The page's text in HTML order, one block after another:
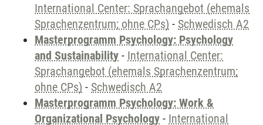
International Center: Sprachangebot (ehemals
Sprachenzentrum; ohne CPs) - Schwedisch A2
Masterprogramm Psychology: Psychology
and Sustainability - International Center:
Sprachangebot (ehemals Sprachenzentrum;
ohne CPs) - Schwedisch A2
Masterprogramm Psychology: Work &
Organizational Psychology - International